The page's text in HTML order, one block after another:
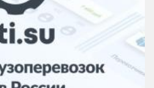
масла и
Дзен